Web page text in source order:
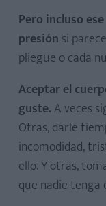
Pero incluso
presión si
pliegue o cada
Aceptar el
guste.A veces
Otras, darle
incomodidad,
ello. Y otras,
que nadie